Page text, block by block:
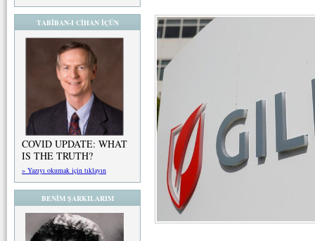
TABİBAN-I CİHAN İÇÜN
COVID UPDATE: WHAT
IS THE TRUTH?
» Yazıyı okumak için tıklayın
BENİM ŞARKILARIM